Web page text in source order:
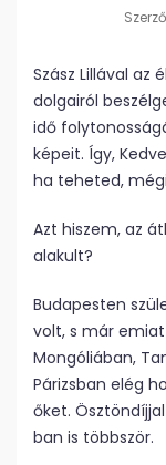
Szász Lillával az
dolgairól
idő
képeit. Így,
ha teheted,
Azt hiszem, az
alakult?
Budapesten
volt, s már
Mongóliában,
Párizsban elég
őket.
ban is többször.